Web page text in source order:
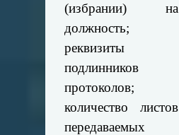
(избрании) на
должность;
реквизиты
подлинников
протоколов;
количество листов
передаваемых